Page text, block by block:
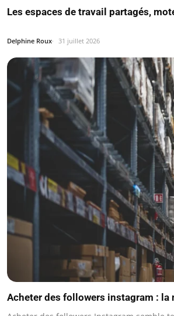
Les espaces de travail partagés,
Delphine Roux 31 juillet 2026
Acheter des followers instagram :